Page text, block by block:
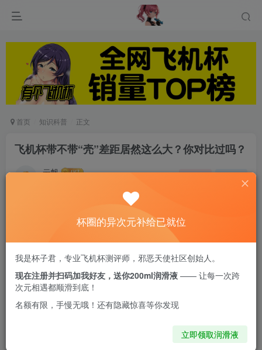
首页 知识科普 正文
飞机杯带不带“壳”差距居然这么大？你对比过吗？
云帆
深刻的记得我第一个杯子就是不带壳的，当时用的感觉就像
手摸到装满水的气球，手感极好，而且自己在体验的时候还
会时不时的挤压下，对丁丁的刺激就像海浪一般一波接着一
波。
杯圈的异次元补给已就位
我是杯子君，专业飞机杯测评师，邪恶天使社区创始人。
现在注册并扫码加我好友，送你200ml润滑液 —— 让每一次跨
次元相遇都顺滑到底！
名额有限，手慢无哦！还有隐藏惊喜等你发现
立即领取润滑液